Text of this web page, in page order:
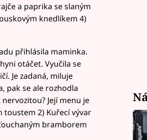
a paprika se slaným
knedlíkem 4)
přihlásila maminka.
otáčet. Vyučila se
Je zadaná, miluje
pak se ale rozhodla
Její menu je
toustem 2) Kuřecí vývar
bramborem